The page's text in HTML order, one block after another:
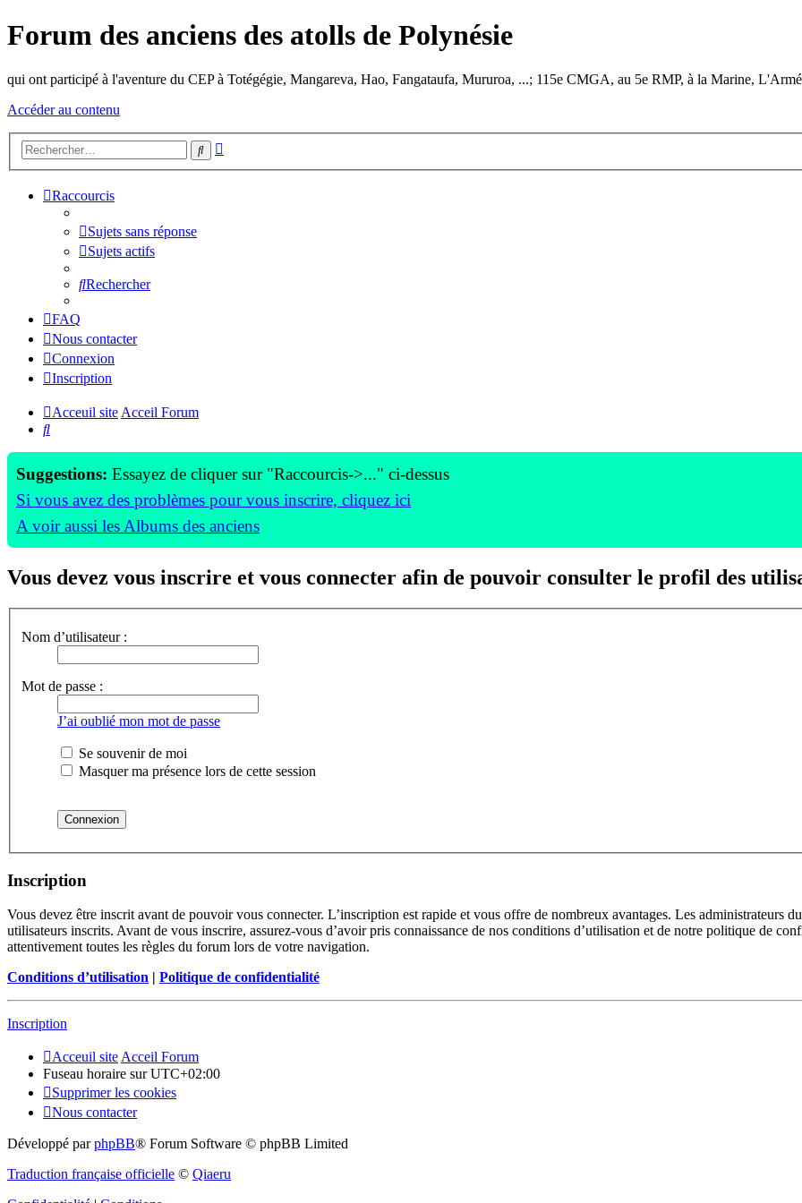
Forum des anciens des atolls de Polynésie
qui ont participé à l'aventure du CEP à Totégégie, Mangareva, Hao, Fangataufa, Mururoa, ...; 115e CMGA, au 5e RMP, à la Marine,
Accéder au contenu
Rechercher
Raccourcis
Sujets sans réponse
Sujets actifs
Rechercher
FAQ
Nous contacter
Connexion
Inscription
Acceuil siteAcceil Forum
Rechercher
Suggestions: Essayez de cliquer sur "Raccourcis->..." ci-dessus
Si vous avez des problèmes pour vous inscrire, cliquez ici
A voir aussi les Albums des anciens
Vous devez vous inscrire et vous connecter afin de pouvoir consulter le profil des
Nom d’utilisateur :
Mot de passe :
J’ai oublié mon mot de passe
Se souvenir de moi
Masquer ma présence lors de cette session
Inscription
Vous devez être inscrit avant de pouvoir vous connecter. L’inscription est rapide et vous offre de nombreux avantages. Les administrateurs
utilisateurs inscrits. Avant de vous inscrire, assurez-vous d’avoir pris connaissance de nos conditions d’utilisation et de notre politique de
attentivement toutes les règles du forum lors de votre navigation.
Conditions d’utilisation | Politique de confidentialité
Inscription
Acceuil site Acceil Forum
Fuseau horaire surUTC+02:00
Supprimer les cookies
Nous contacter
Développé parphpBB® Forum Software © phpBB Limited
Traduction française officielle © Qiaeru